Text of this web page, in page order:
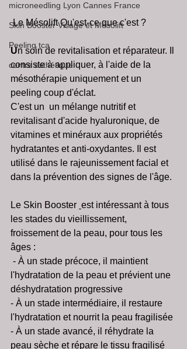
microneedling Lyon Cannes France
Skin Booster Visage et Mésolift
Peeling tca
centre esthétique
Le Mésolift Qu'est-ce que c'est ?
Un soin de revitalisation et réparateur. Il
consiste à appliquer, à l'aide de la
mésothérapie uniquement et un
peeling coup d'éclat.
C'est un  un mélange nutritif et
revitalisant d'acide hyaluronique, de
vitamines et minéraux aux propriétés
hydratantes et anti-oxydantes. Il est
utilisé dans le rajeunissement facial et
dans la prévention des signes de l'âge.
Le Skin Booster est intéressant à tous
les stades du vieillissement,
froissement de la peau, pour tous les
âges :
l'hydratation de la peau et prévient une
déshydratation progressive
- À un stade intermédiaire, il restaure
l'hydratation et nourrit la peau fragilisée
- À un stade avancé, il réhydrate la
peau sèche et répare le tissu fragilisé